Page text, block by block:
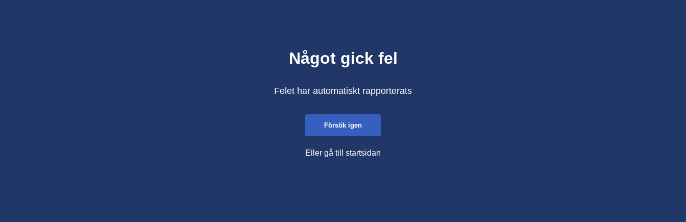
Något gick fel
Felet har automatiskt rapporterats
Försök igen
Eller gå till startsidan